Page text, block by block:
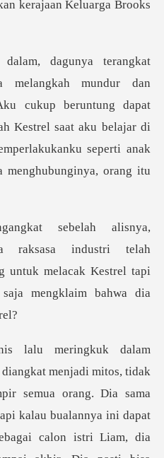
cukup beruntung dapat
Kestrel saat aku belajar di
sa industri telah
untuk melacak Kestrel tapi
semua orang. Dia sama
kalau bualannya ini dapat